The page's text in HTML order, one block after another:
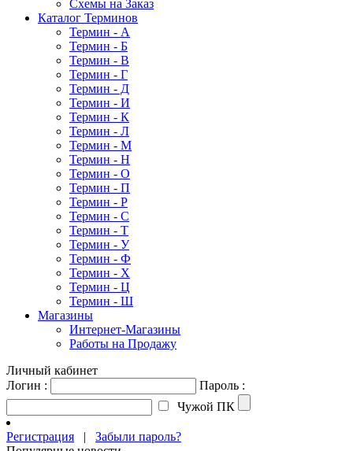
Схемы на Заказ
Каталог Терминов
Термин - А
Термин - Б
Термин - В
Термин - Г
Термин - Д
Термин - И
Термин - К
Термин - Л
Термин - М
Термин - Н
Термин - О
Термин - П
Термин - Р
Термин - С
Термин - Т
Термин - У
Термин - Ф
Термин - Х
Термин - Ц
Термин - Ш
Магазины
Интернет-Магазины
Работы на Продажу
Личный кабинет
Логин :
Пароль :
Чужой ПК
Регистрация | Забыли пароль?